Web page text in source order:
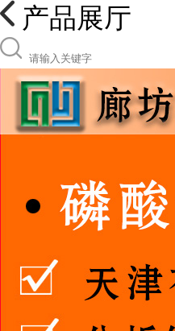
产品展厅